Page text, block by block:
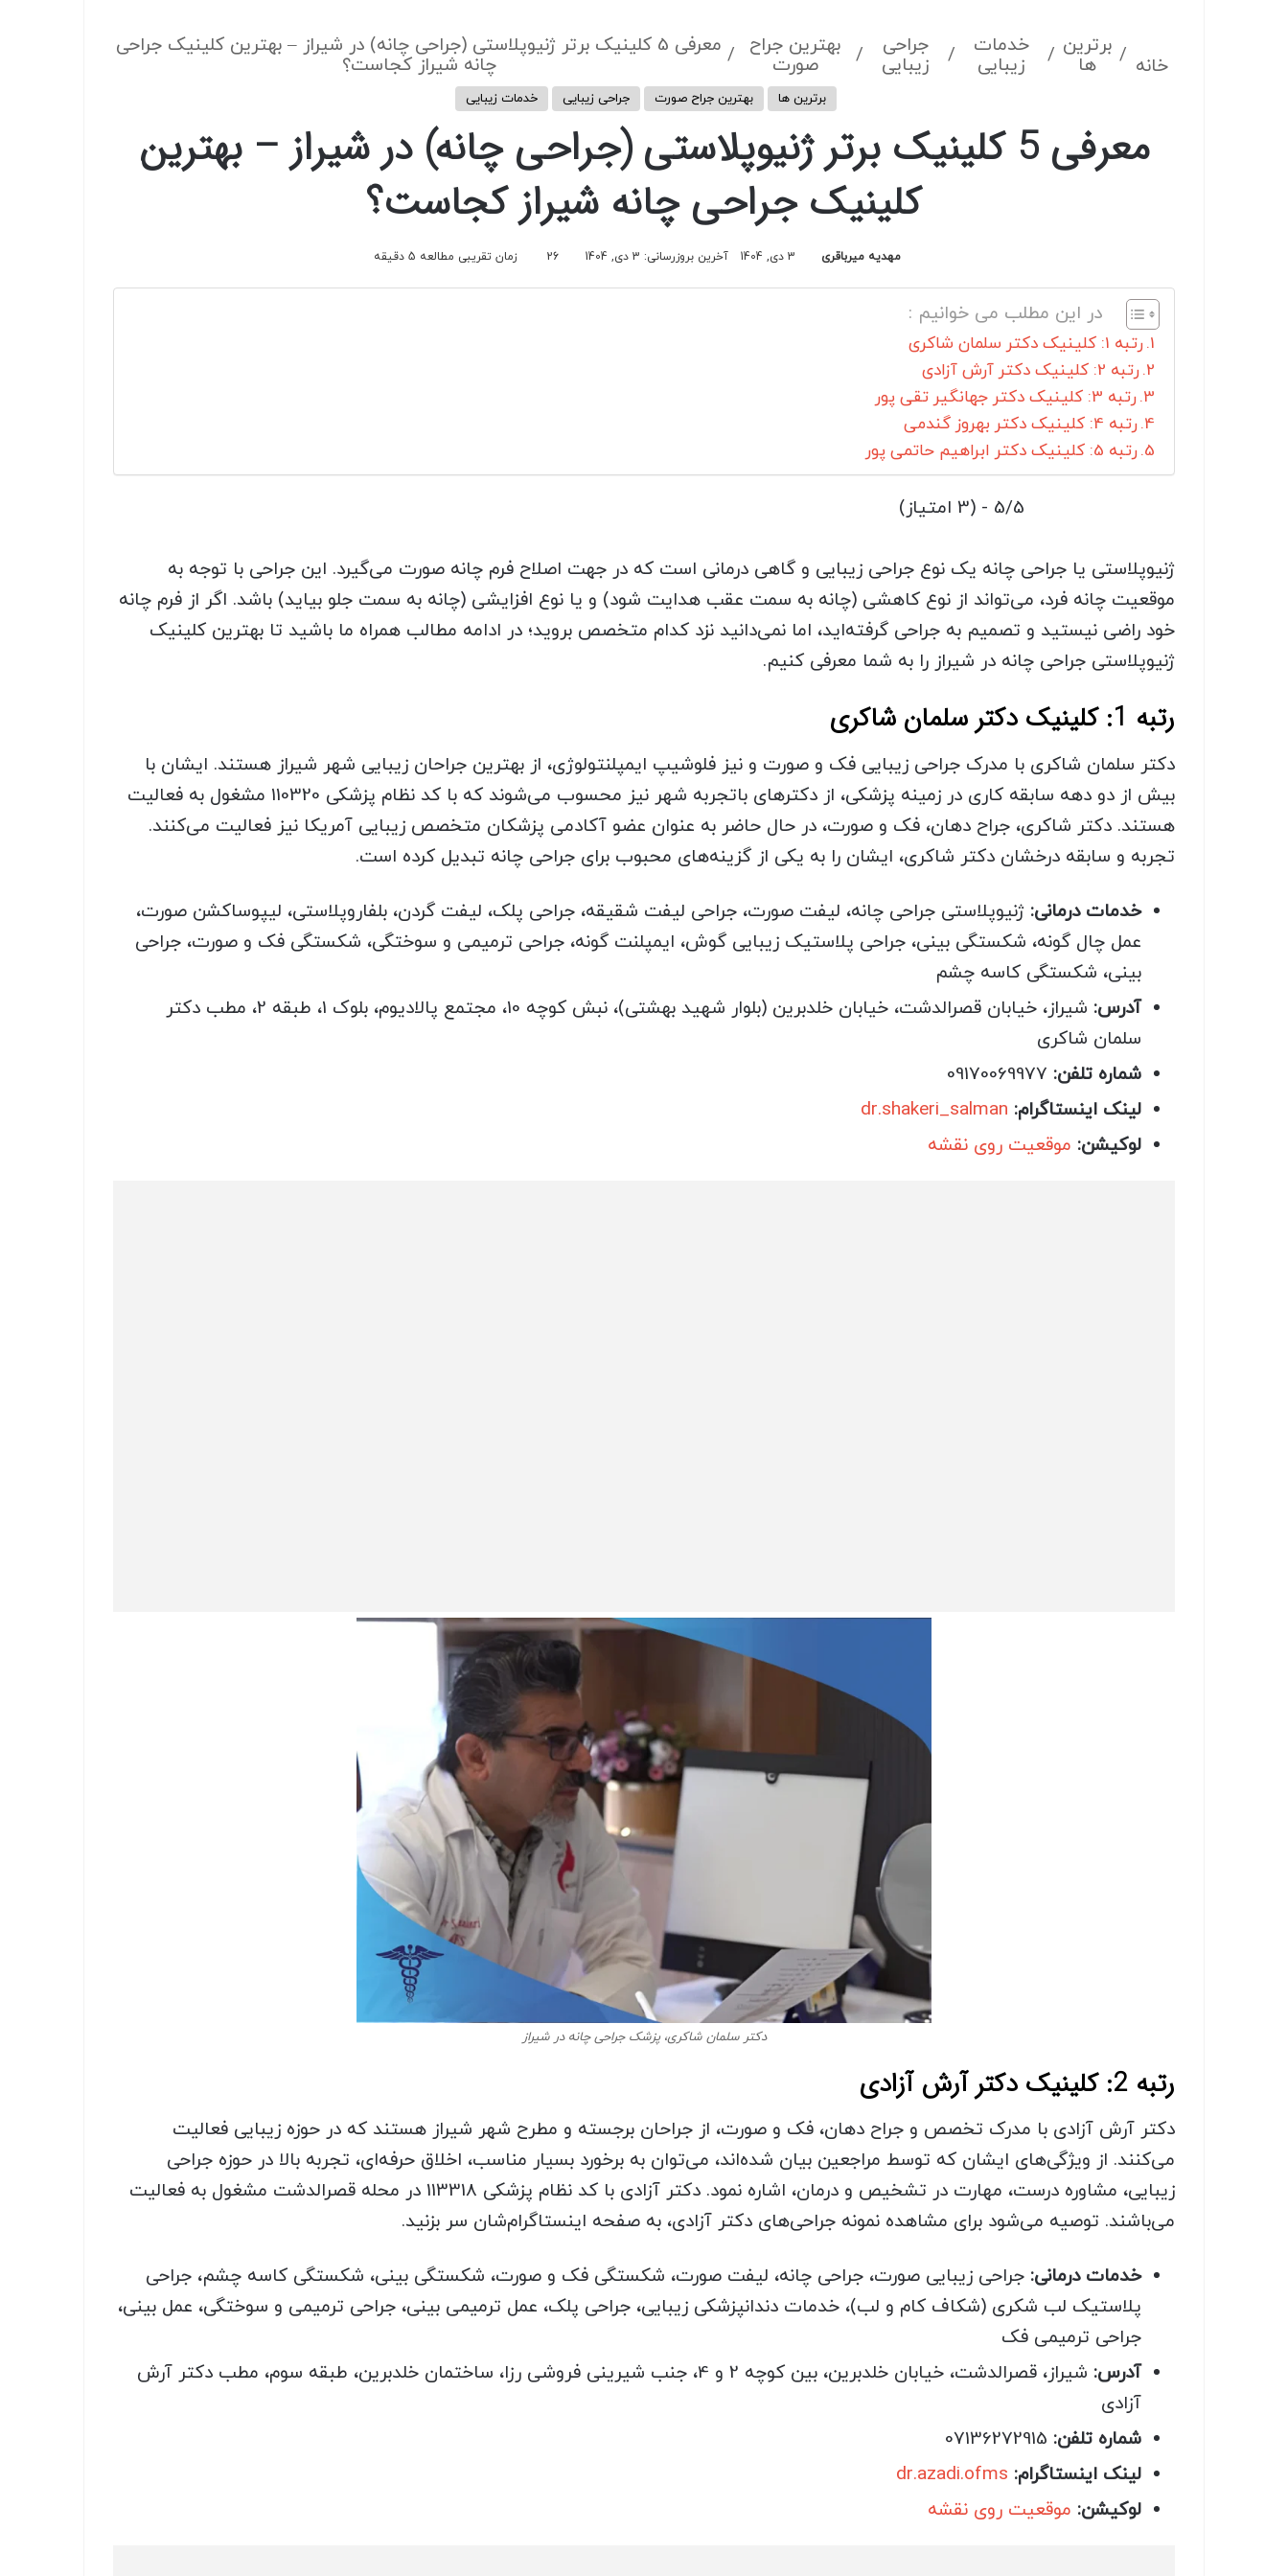
خانه / برترین
ها / خدمات
زیبایی / جراحی
زیبایی / بهترین جراح
صورت / معرفی 5 کلینیک برتر ژنیوپلاستی (جراحی چانه) در شیراز – بهترین کلینیک جراحی
چانه شیراز کجاست؟
برترین ها بهترین جراح صورت جراحی زیبایی خدمات زیبایی
معرفی 5 کلینیک برتر ژنیوپلاستی (جراحی چانه) در شیراز – بهترین
کلینیک جراحی چانه شیراز کجاست؟
مهدیه میرباقری 3 دی, 1404 آخرین بروزرسانی: 3 دی, 1404 26 زمان تقریبی مطالعه 5 دقیقه
در این مطلب می خوانیم :
رتبه 1: کلینیک دکتر سلمان شاکری
رتبه 2: کلینیک دکتر آرش آزادی
رتبه 3: کلینیک دکتر جهانگیر تقی پور
رتبه 4: کلینیک دکتر بهروز گندمی
رتبه 5: کلینیک دکتر ابراهیم حاتمی پور
5/5 - (3 امتیاز)
ژنیوپلاستی یا جراحی چانه یک نوع جراحی زیبایی و گاهی درمانی است که در جهت اصلاح فرم چانه صورت می‌گیرد. این جراحی با توجه‌ به
موقعیت چانه فرد، می‌تواند از نوع کاهشی (چانه به سمت عقب هدایت شود) و یا نوع افزایشی (چانه به سمت جلو بیاید) باشد. اگر از فرم چانه
خود راضی نیستید و تصمیم به جراحی گرفته‌اید، اما نمی‌دانید نزد کدام متخصص بروید؛ در ادامه مطالب همراه ما باشید تا بهترین کلینیک
ژنیوپلاستی جراحی چانه در شیراز را به شما معرفی کنیم.
رتبه 1: کلینیک دکتر سلمان شاکری
دکتر سلمان شاکری با مدرک جراحی زیبایی فک و صورت و نیز فلوشیپ ایمپلنتولوژی، از بهترین جراحان زیبایی شهر شیراز هستند. ایشان با
بیش از دو دهه سابقه کاری در زمینه پزشکی، از دکترهای باتجربه شهر نیز محسوب می‌شوند که با کد نظام پزشکی 110320 مشغول به فعالیت
هستند. دکتر شاکری، جراح دهان، فک و صورت، در حال حاضر به عنوان عضو آکادمی پزشکان متخصص زیبایی آمریکا نیز فعالیت می‌کنند.
تجربه و سابقه درخشان دکتر شاکری، ایشان را به یکی از گزینه‌های محبوب برای جراحی چانه تبدیل کرده است.
خدمات درمانی: ژنیوپلاستی جراحی چانه، لیفت صورت، جراحی لیفت شقیقه، جراحی پلک، لیفت گردن، بلفاروپلاستی، لیپوساکشن صورت،
عمل چال گونه، شکستگی بینی، جراحی پلاستیک زیبایی گوش، ایمپلنت گونه، جراحی ترمیمی و سوختگی، شکستگی فک و صورت، جراحی
بینی، شکستگی کاسه چشم
آدرس:
شیراز، خیابان قصرالدشت، خیابان خلدبرین (بلوار شهید بهشتی)، نبش کوچه 10، مجتمع پالادیوم، بلوک 1، طبقه 2، مطب دکتر
سلمان شاکری
شماره تلفن: 09170069977
لینک اینستاگرام: dr.shakeri_salman
لوکیشن: موقعیت روی نقشه
دکتر سلمان شاکری، پزشک جراحی چانه در شیراز
رتبه 2: کلینیک دکتر آرش آزادی
دکتر آرش آزادی با مدرک تخصص و جراح دهان، فک و صورت، از جراحان برجسته و مطرح شهر شیراز هستند که در حوزه زیبایی فعالیت
می‌کنند. از ویژگی‌های ایشان که توسط مراجعین بیان شده‌اند، می‌توان به برخورد بسیار مناسب، اخلاق حرفه‌ای، تجربه بالا در حوزه جراحی
زیبایی، مشاوره درست، مهارت در تشخیص و درمان، اشاره نمود. دکتر آزادی با کد نظام پزشکی 113318 در محله قصرالدشت مشغول به فعالیت
می‌باشند. توصیه می‌شود برای مشاهده نمونه جراحی‌های دکتر آزادی، به صفحه اینستاگرام‌شان سر بزنید.
خدمات درمانی: جراحی زیبایی صورت، جراحی چانه، لیفت صورت، شکستگی فک و صورت، شکستگی بینی، شکستگی کاسه چشم، جراحی
پلاستیک لب شکری (شکاف کام و لب)، خدمات دندانپزشکی زیبایی، جراحی پلک، عمل ترمیمی بینی، جراحی ترمیمی و سوختگی، عمل بینی،
جراحی ترمیمی فک
آدرس:
شیراز، قصرالدشت، خیابان خلدبرین، بین کوچه 2 و 4، جنب شیرینی فروشی رزا، ساختمان خلدبرین، طبقه سوم، مطب دکتر آرش
آزادی
شماره تلفن:
لینک اینستاگرام: dr.azadi.ofms
لوکیشن: موقعیت روی نقشه